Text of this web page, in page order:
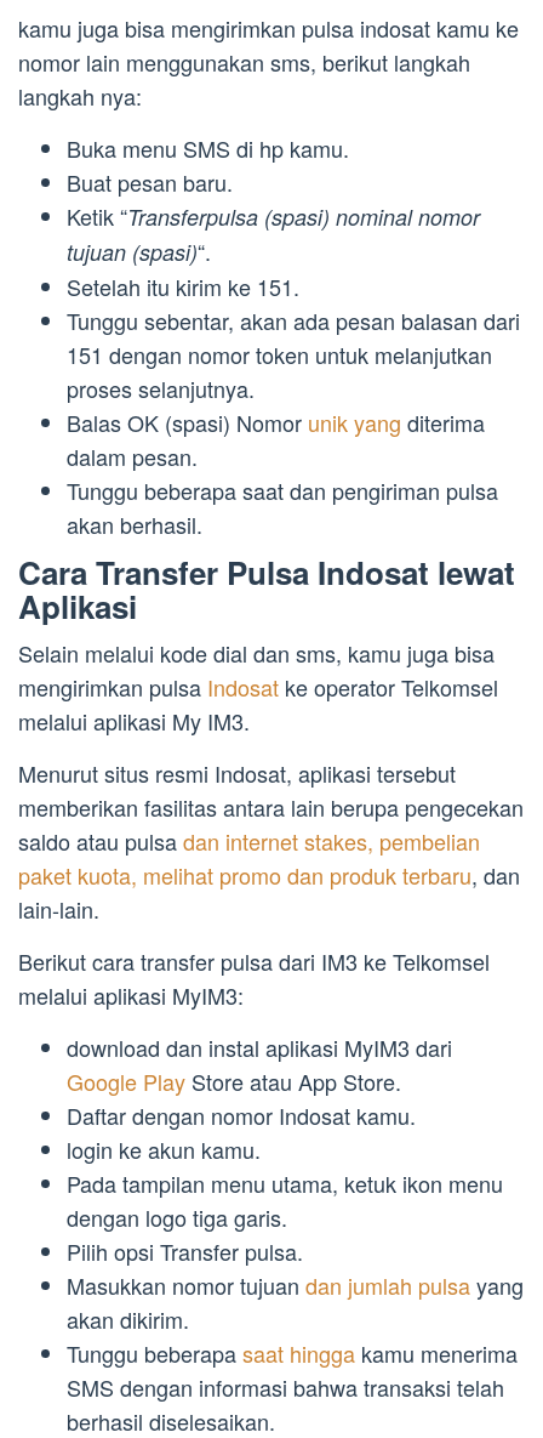
kamu juga bisa mengirimkan pulsa indosat kamu ke
nomor lain menggunakan sms, berikut langkah
langkah nya:
Buka menu SMS di hp kamu.
Buat pesan baru.
Ketik “Transferpulsa (spasi) nominal nomor
tujuan (spasi)“.
Setelah itu kirim ke 151.
Tunggu sebentar, akan ada pesan balasan dari
151 dengan nomor token untuk melanjutkan
proses selanjutnya.
Balas OK (spasi) Nomor unik yang diterima
dalam pesan.
Tunggu beberapa saat dan pengiriman pulsa
akan berhasil.
Cara Transfer Pulsa Indosat lewat
Aplikasi
Selain melalui kode dial dan sms, kamu juga bisa
mengirimkan pulsa Indosat ke operator Telkomsel
melalui aplikasi My IM3.
Menurut situs resmi Indosat, aplikasi tersebut
memberikan fasilitas antara lain berupa pengecekan
saldo atau pulsadan internet stakes, pembelian
paket kuota, melihat promo dan produk terbaru, dan
lain-lain.
Berikut cara transfer pulsa dari IM3 ke Telkomsel
melalui aplikasi MyIM3:
download dan instal aplikasi MyIM3 dari
Google Play Store atau App Store.
Daftar dengan nomor Indosat kamu.
login ke akun kamu.
Pada tampilan menu utama, ketuk ikon menu
dengan logo tiga garis.
Pilih opsi Transfer pulsa.
Masukkan nomor tujuan dan jumlah pulsayang
akan dikirim.
Tunggu beberapasaat hingga kamu menerima
SMS dengan informasi bahwa transaksi telah
berhasil diselesaikan.